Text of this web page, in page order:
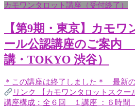
カモワンタロット講座（受付終了）
【第9期・東京】カモワ
ール公認講座のご案内
講・TOKYO 渋谷）
＊この講座は終了しました＊ 最新
リンク 【カモワンタロットスクー
講座構成：全６回 １講座 ：６時間